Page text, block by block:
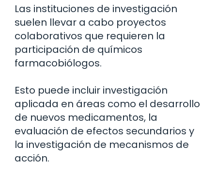
Las instituciones de investigación
suelen llevar a cabo proyectos
colaborativos que requieren la
participación de químicos
farmacobiólogos.
Esto puede incluir investigación
aplicada en áreas como el desarrollo
de nuevos medicamentos, la
evaluación de efectos secundarios y
la investigación de mecanismos de
acción.